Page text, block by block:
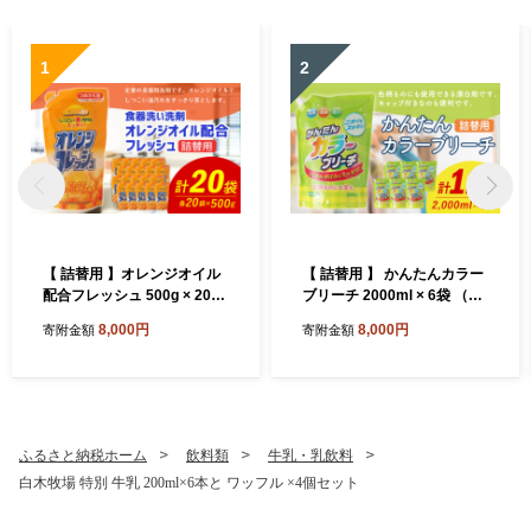
1
【 詰替用 】オレンジオイル
配合フレッシュ 500g × 20袋
用 洗剤 食器洗い 食器 食器洗
寄附金額 8,000円
2
【 詰替用 】 かんたんカラー
ブリーチ 2000ml × 6袋 （合
漂白剤 衣料 洋服 布 洗濯 詰
寄附金額 8,000円
ふるさと納税ホーム 飲料類
牛乳・乳飲料
白木牧場 特別 牛乳 200ml×6本と ワッフル ×4個セット